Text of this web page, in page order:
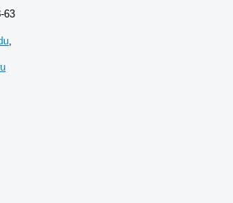
63
,